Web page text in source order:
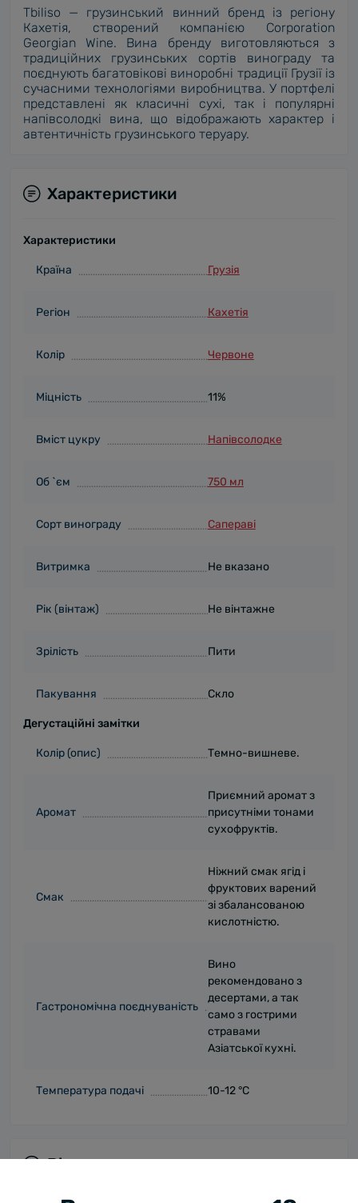
Tbiliso — грузинський винний бренд із регіону
Кахетія, створений компанією Corporation
Georgian Wine. Вина бренду виготовляються з
традиційних грузинських сортів винограду та
поєднують багатовікові виноробні традиції Грузії із
сучасними технологіями виробництва. У портфелі
представлені як класичні сухі, так і популярні
напівсолодкі вина, що відображають характер і
автентичність грузинського теруару.
Характеристики
Характеристики
Країна Грузія
Регіон Кахетія
Колір Червоне
Міцність 11%
Вміст цукру Напівсолодке
Об `єм 750 мл
Сорт винограду Сапераві
Витримка Не вказано
Рік (вінтаж) Не вінтажне
Зрілість Пити
Пакування Скло
Дегустаційні замітки
Колір (опис) Темно-вишневе.
Аромат
Приємний аромат з
присутніми тонами
сухофруктів.
Смак
Ніжний смак ягід і
фруктових варений
зі збалансованою
кислотністю.
Гастрономічна поєднуваність
Вино
рекомендовано з
десертами, а так
само з гострими
стравами
Азіатської кухні.
Температура подачі 10-12 °C
Відгуки